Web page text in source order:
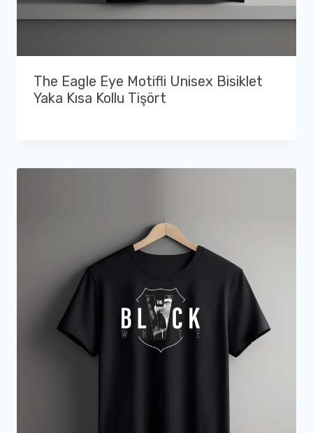
The Eagle Eye Motifli Unisex Bisiklet
Yaka Kısa Kollu Tişört